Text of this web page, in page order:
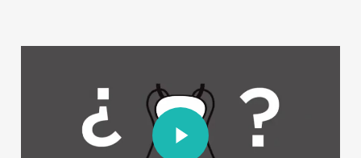
Play Video